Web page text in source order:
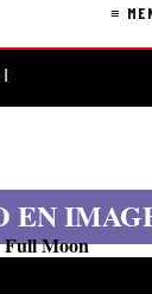
≡
EN
Full Moon